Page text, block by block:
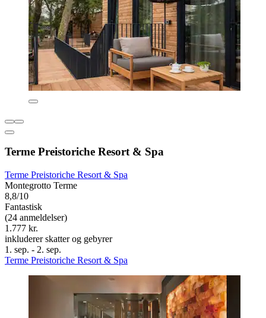
Terme Preistoriche Resort & Spa
Terme Preistoriche Resort & Spa
Montegrotto Terme
8,8/10
Fantastisk
(24 anmeldelser)
1.777 kr.
inkluderer skatter og gebyrer
1. sep. - 2. sep.
Terme Preistoriche Resort & Spa